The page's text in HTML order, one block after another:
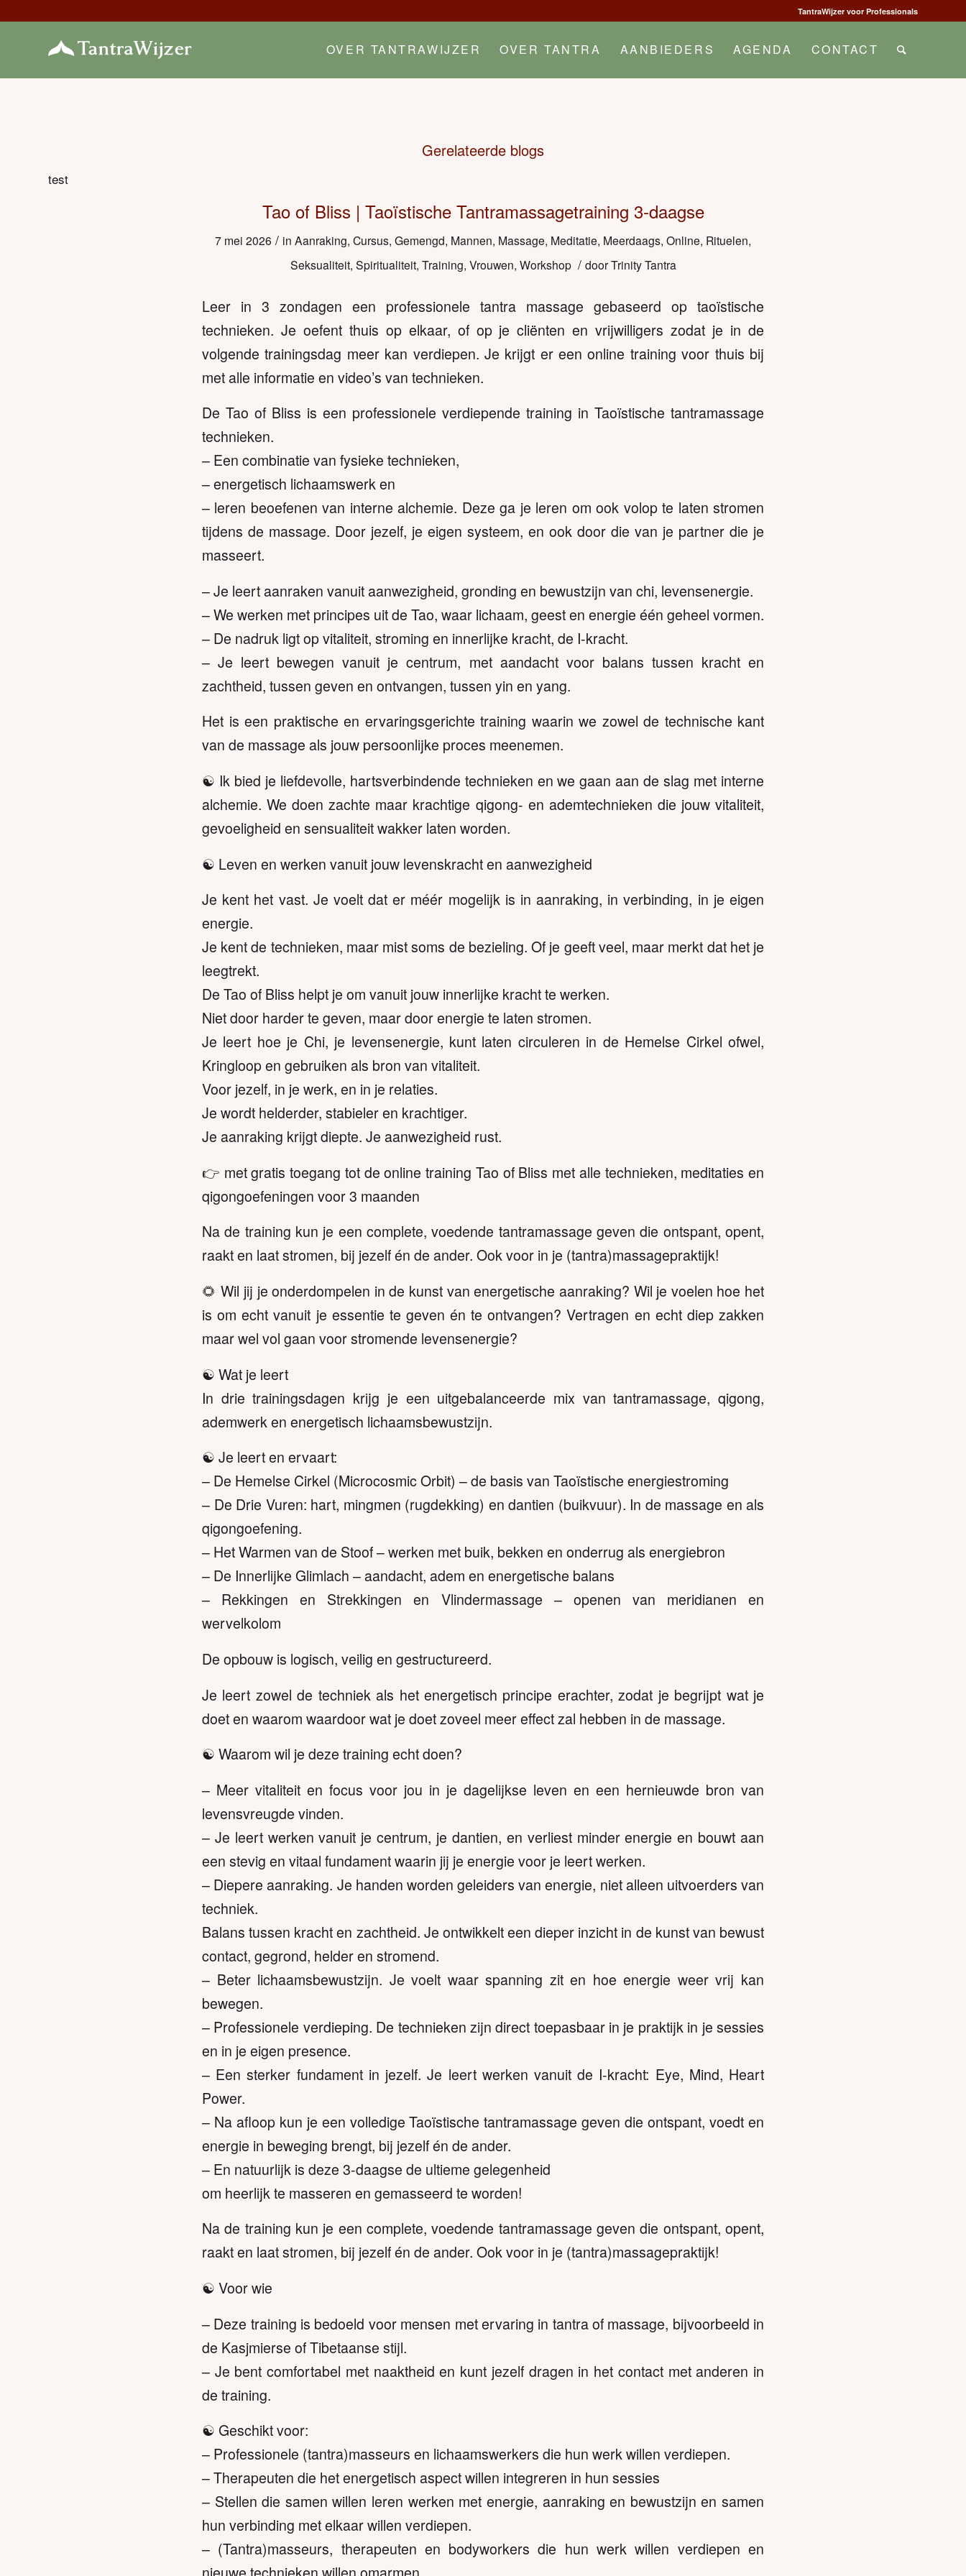
TantraWijzer voor Professionals
OVER TANTRAWIJZER OVER TANTRA AANBIEDERS AGENDA CONTACT
Gerelateerde blogs
test
Tao of Bliss | Taoïstische Tantramassagetraining 3-daagse
7 mei 2026 / in Aanraking, Cursus, Gemengd, Mannen, Massage, Meditatie, Meerdaags, Online, Rituelen,
Seksualiteit, Spiritualiteit, Training, Vrouwen, Workshop / doorTrinity Tantra
Leer in 3 zondagen een professionele tantra massage gebaseerd op taoïstische
technieken. Je oefent thuis op elkaar, of op je cliënten en vrijwilligers zodat je in de
volgende trainingsdag meer kan verdiepen. Je krijgt er een online training voor thuis bij
met alle informatie en video’s van technieken.
De Tao of Bliss is een professionele verdiepende training in Taoïstische tantramassage
technieken.
– Een combinatie van fysieke technieken,
– energetisch lichaamswerk en
– leren beoefenen van interne alchemie. Deze ga je leren om ook volop te laten stromen
tijdens de massage. Door jezelf, je eigen systeem, en ook door die van je partner die je
masseert.
– Je leert aanraken vanuit aanwezigheid, gronding en bewustzijn van chi, levensenergie.
– We werken met principes uit de Tao, waar lichaam, geest en energie één geheel vormen.
– De nadruk ligt op vitaliteit, stroming en innerlijke kracht, de I-kracht.
– Je leert bewegen vanuit je centrum, met aandacht voor balans tussen kracht en
zachtheid, tussen geven en ontvangen, tussen yin en yang.
Het is een praktische en ervaringsgerichte training waarin we zowel de technische kant
van de massage als jouw persoonlijke proces meenemen.
☯️ Ik bied je liefdevolle, hartsverbindende technieken en we gaan aan de slag met interne
alchemie. We doen zachte maar krachtige qigong- en ademtechnieken die jouw vitaliteit,
gevoeligheid en sensualiteit wakker laten worden.
☯️ Leven en werken vanuit jouw levenskracht en aanwezigheid
Je kent het vast. Je voelt dat er méér mogelijk is in aanraking, in verbinding, in je eigen
energie.
Je kent de technieken, maar mist soms de bezieling. Of je geeft veel, maar merkt dat het je
leegtrekt.
De Tao of Bliss helpt je om vanuit jouw innerlijke kracht te werken.
Niet door harder te geven, maar door energie te laten stromen.
Je leert hoe je Chi, je levensenergie, kunt laten circuleren in de Hemelse Cirkel ofwel,
Kringloop en gebruiken als bron van vitaliteit.
Voor jezelf, in je werk, en in je relaties.
Je wordt helderder, stabieler en krachtiger.
Je aanraking krijgt diepte. Je aanwezigheid rust.
👉 met gratis toegang tot de online training Tao of Bliss met alle technieken, meditaties en
qigongoefeningen voor 3 maanden
Na de training kun je een complete, voedende tantramassage geven die ontspant, opent,
raakt en laat stromen, bij jezelf én de ander. Ook voor in je (tantra)massagepraktijk!
🌻 Wil jij je onderdompelen in de kunst van energetische aanraking? Wil je voelen hoe het
is om echt vanuit je essentie te geven én te ontvangen? Vertragen en echt diep zakken
maar wel vol gaan voor stromende levensenergie?
☯️ Wat je leert
In drie trainingsdagen krijg je een uitgebalanceerde mix van tantramassage, qigong,
ademwerk en energetisch lichaamsbewustzijn.
☯️ Je leert en ervaart:
– De Hemelse Cirkel (Microcosmic Orbit) – de basis van Taoïstische energiestroming
– De Drie Vuren: hart, mingmen (rugdekking) en dantien (buikvuur). In de massage en als
qigongoefening.
– Het Warmen van de Stoof – werken met buik, bekken en onderrug als energiebron
– De Innerlijke Glimlach – aandacht, adem en energetische balans
– Rekkingen en Strekkingen en Vlindermassage – openen van meridianen en
wervelkolom
De opbouw is logisch, veilig en gestructureerd.
Je leert zowel de techniek als het energetisch principe erachter, zodat je begrijpt wat je
doet en waarom waardoor wat je doet zoveel meer effect zal hebben in de massage.
☯️ Waarom wil je deze training echt doen?
– Meer vitaliteit en focus voor jou in je dagelijkse leven en een hernieuwde bron van
levensvreugde vinden.
– Je leert werken vanuit je centrum, je dantien, en verliest minder energie en bouwt aan
een stevig en vitaal fundament waarin jij je energie voor je leert werken.
– Diepere aanraking. Je handen worden geleiders van energie, niet alleen uitvoerders van
techniek.
Balans tussen kracht en zachtheid. Je ontwikkelt een dieper inzicht in de kunst van bewust
contact, gegrond, helder en stromend.
– Beter lichaamsbewustzijn. Je voelt waar spanning zit en hoe energie weer vrij kan
bewegen.
– Professionele verdieping. De technieken zijn direct toepasbaar in je praktijk in je sessies
en in je eigen presence.
– Een sterker fundament in jezelf. Je leert werken vanuit de I-kracht: Eye, Mind, Heart
Power.
– Na afloop kun je een volledige Taoïstische tantramassage geven die ontspant, voedt en
energie in beweging brengt, bij jezelf én de ander.
– En natuurlijk is deze 3-daagse de ultieme gelegenheid
om heerlijk te masseren en gemasseerd te worden!
Na de training kun je een complete, voedende tantramassage geven die ontspant, opent,
raakt en laat stromen, bij jezelf én de ander. Ook voor in je (tantra)massagepraktijk!
☯️ Voor wie
– Deze training is bedoeld voor mensen met ervaring in tantra of massage, bijvoorbeeld in
de Kasjmierse of Tibetaanse stijl.
– Je bent comfortabel met naaktheid en kunt jezelf dragen in het contact met anderen in
de training.
☯️ Geschikt voor:
– Professionele (tantra)masseurs en lichaamswerkers die hun werk willen verdiepen.
– Therapeuten die het energetisch aspect willen integreren in hun sessies
– Stellen die samen willen leren werken met energie, aanraking en bewustzijn en samen
hun verbinding met elkaar willen verdiepen.
– (Tantra)masseurs, therapeuten en bodyworkers die hun werk willen verdiepen en